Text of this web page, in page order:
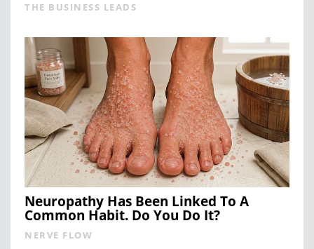
THE BUSINESS LEADS
Neuropathy Has Been Linked To A
Common Habit. Do You Do It?
NERVE FLOW